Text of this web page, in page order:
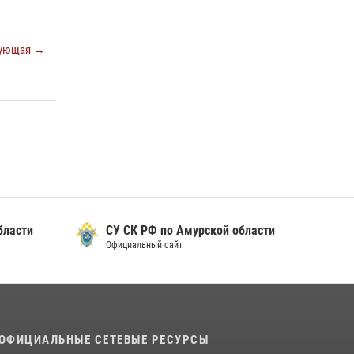
→
СУ СК РФ по Амурской области
Официальный сайт
СЕТЕВЫЕ РЕСУРСЫ